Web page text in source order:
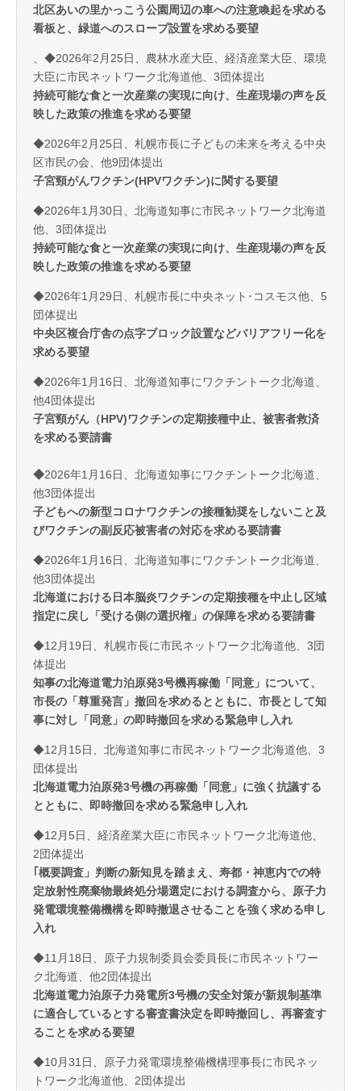
北区あいの里かっこう公園周辺の車への注意喚起を求める
看板と、緑道へのスロープ設置を求める要望
、◆2026年2月25日、農林水産大臣、経済産業大臣、環境
大臣に市民ネットワーク北海道他、3団体提出
持続可能な食と一次産業の実現に向け、生産現場の声を反
映した政策の推進を求める要望
◆2026年2月25日、札幌市長に子どもの未来を考える中央
区市民の会、他9団体提出
子宮頸がんワクチン(HPVワクチン)に関する要望
◆2026年1月30日、北海道知事に市民ネットワーク北海道
他、3団体提出
持続可能な食と一次産業の実現に向け、生産現場の声を反
映した政策の推進を求める要望
◆2026年1月29日、札幌市長に中央ネット･コスモス他、5
団体提出
中央区複合庁舎の点字ブロック設置などバリアフリー化を
求める要望
◆2026年1月16日、北海道知事にワクチントーク北海道、
他4団体提出
子宮頸がん（HPV)ワクチンの定期接種中止、被害者救済
を求める要請書
◆2026年1月16日、北海道知事にワクチントーク北海道、
他3団体提出
子どもへの新型コロナワクチンの接種勧奨をしないこと及
びワクチンの副反応被害者の対応を求める要請書
◆2026年1月16日、北海道知事にワクチントーク北海道、
他3団体提出
北海道における日本脳炎ワクチンの定期接種を中止し区域
指定に戻し「受ける側の選択権」の保障を求める要請書
◆12月19日、札幌市長に市民ネットワーク北海道他、3団
体提出
知事の北海道電力泊原発3号機再稼働「同意」について、
市長の「尊重発言」撤回を求めるとともに、市長として知
事に対し「同意」の即時撤回を求める緊急申し入れ
◆12月15日、北海道知事に市民ネットワーク北海道他、3
団体提出
北海道電力泊原発3号機の再稼働「同意」に強く抗議する
とともに、即時撤回を求める緊急申し入れ
◆12月5日、経済産業大臣に市民ネットワーク北海道他、
2団体提出
｢概要調査」判断の新知見を踏まえ、寿都・神恵内での特
定放射性廃棄物最終処分場選定における調査から、原子力
発電環境整備機構を即時撤退させることを強く求める申し
入れ
◆11月18日、原子力規制委員会委員長に市民ネットワー
ク北海道、他2団体提出
北海道電力泊原子力発電所3号機の安全対策が新規制基準
に適合しているとする審査書決定を即時撤回し、再審査す
ることを求める要望
◆10月31日、原子力発電環境整備機構理事長に市民ネッ
トワーク北海道他、2団体提出